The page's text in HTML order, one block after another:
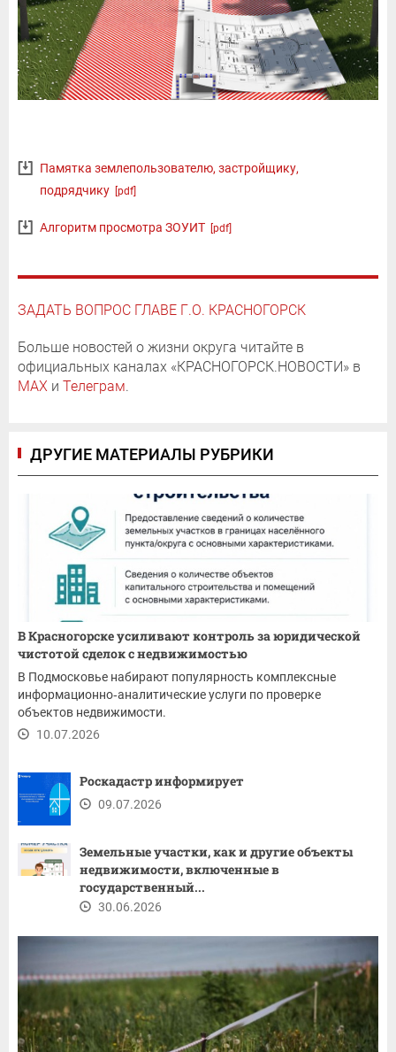
Памятка землепользователю, застройщику,
подрядчику [pdf]
Алгоритм просмотра ЗОУИТ [pdf]
ЗАДАТЬ ВОПРОС ГЛАВЕ Г.О. КРАСНОГОРСК
Больше новостей о жизни округа читайте в
официальных каналах «КРАСНОГОРСК.НОВОСТИ» в
MAX и Телеграм.
ДРУГИЕ МАТЕРИАЛЫ РУБРИКИ
В Красногорске усиливают контроль за юридической
чистотой сделок с недвижимостью
В Подмосковье набирают популярность комплексные
информационно‑аналитические услуги по проверке
объектов недвижимости.
10.07.2026
Роскадастр информирует
09.07.2026
Земельные участки, как и другие объекты
недвижимости, включенные в
государственный...
30.06.2026